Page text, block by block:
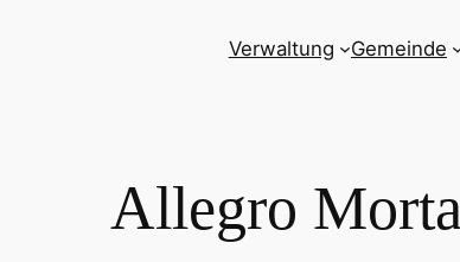
Verwaltung Gemeinde
Allegro